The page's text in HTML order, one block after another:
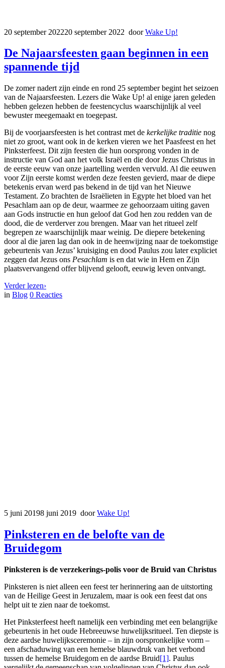
20 september 202220 september 2022 doorWake Up!
De Najaarsfeesten gaan beginnen in een
spannende tijd
De zomer nadert zijn einde en rond 25 september begint het seizoen
van de Najaarsfeesten. Lezers die Wake Up! al enige jaren geleden
hebben gelezen hebben de feestencyclus waarschijnlijk al veel
bewuster meegemaakt en toegepast.
Bij de voorjaarsfeesten is het contrast met de kerkelijke traditie nog
niet zo groot, want ook in de kerken vieren we het Paasfeest en het
Pinksterfeest. Dit zijn feesten die hun oorsprong vonden in de
instructie van God aan het volk Israël en die door Jezus Christus in
de eerste eeuw van onze jaartelling werden vervuld. Al die eeuwen
voor Zijn eerste komst werden deze feesten gevierd, maar de diepe
betekenis ervan werd pas bekend in de tijd van het Nieuwe
Testament. Zo brachten de Israëlieten in Egypte het bloed van het
Pesachlam aan op de deur, waarmee ze gehoorzaam uiting gaven
aan Gods instructie en hun geloof dat God hen zou redden van de
dood, die de verderver zou brengen. Maar van het ritueel zelf
begrepen ze waarschijnlijk maar weinig. De diepere betekening
door al die jaren lag dan ook in de heenwijzing naar de toekomstige
gebeurtenis van Jezus’ kruisiging en dood Paulus zou later expliciet
zeggen dat Jezus ons Pesachlam is en dat wie in Hem en Zijn
plaatsvervangend offer blijvend gelooft, eeuwig leven ontvangt.
Verder lezen›
in Blog 0 Reacties
5 juni 20198 juni 2019 doorWake Up!
Pinksteren en de belofte van de
Bruidegom
Pinksteren is de verzekerings-polis voor de Bruid van Christus
Pinksteren is niet alleen een feest ter herinnering aan de uitstorting
van de Heilige Geest in Jeruzalem, maar is ook een feest dat ons
helpt uit te zien naar de toekomst.
Het Pinksterfeest heeft namelijk een verbinding met een belangrijke
gebeurtenis in het oude Hebreeuwse huwelijksritueel. Ten diepste is
deze aardse huwelijksceremonie – in zijn oorspronkelijke vorm –
een afschaduwing van een hemelse blauwdruk van het verbond
tussen de hemelse Bruidegom en de aardse Bruid[1]. Paulus